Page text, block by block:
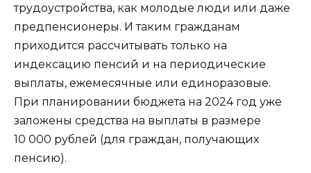
трудоустройства, как молодые люди или даже
предпенсионеры. И таким гражданам
приходится рассчитывать только на
индексацию пенсий и на периодические
выплаты, ежемесячные или единоразовые.
При планировании бюджета на 2024 год уже
заложены средства на выплаты в размере
10 000 рублей (для граждан, получающих
пенсию).